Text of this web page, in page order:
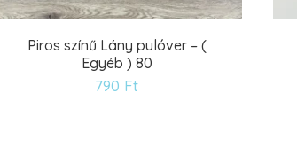
Piros színű Lány pulóver – (
Egyéb ) 80
790 Ft